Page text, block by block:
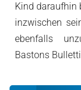
Kind daraufhin
inzwischen
ebenfalls
Bastons